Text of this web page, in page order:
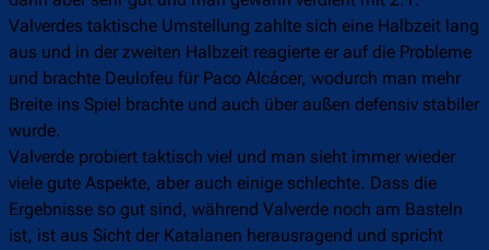
Valverdes taktische Umstellung zahlte sich eine Halbzeit lang
aus und in der zweiten Halbzeit reagierte er auf die Probleme
und brachte Deulofeu für Paco Alcácer, wodurch man mehr
Breite ins Spiel brachte und auch über außen defensiv stabiler
wurde.
Valverde probiert taktisch viel und man sieht immer wieder
viele gute Aspekte, aber auch einige schlechte. Dass die
Ergebnisse so gut sind, während Valverde noch am Basteln
ist, ist aus Sicht der Katalanen herausragend und spricht